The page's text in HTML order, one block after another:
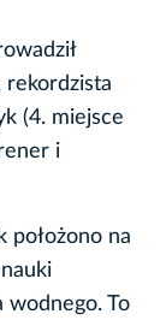
rekordzista
(4. miejsce
i
położono na
wodnego. To